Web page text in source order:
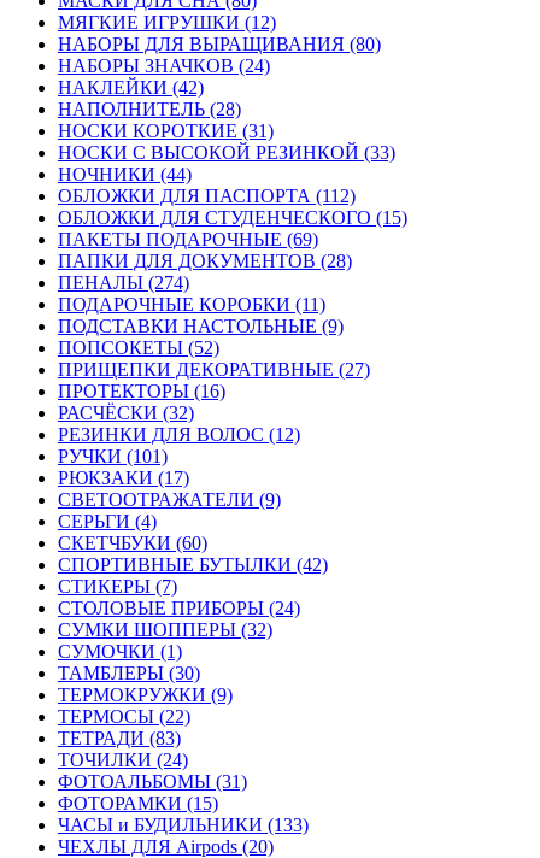
МЯГКИЕ ИГРУШКИ (12)
НАБОРЫ ДЛЯ ВЫРАЩИВАНИЯ (80)
НАБОРЫ ЗНАЧКОВ (24)
НАКЛЕЙКИ (42)
НАПОЛНИТЕЛЬ (28)
НОСКИ КОРОТКИЕ (31)
НОСКИ С ВЫСОКОЙ РЕЗИНКОЙ (33)
НОЧНИКИ (44)
ОБЛОЖКИ ДЛЯ ПАСПОРТА (112)
ОБЛОЖКИ ДЛЯ СТУДЕНЧЕСКОГО (15)
ПАКЕТЫ ПОДАРОЧНЫЕ (69)
ПАПКИ ДЛЯ ДОКУМЕНТОВ (28)
ПЕНАЛЫ (274)
ПОДАРОЧНЫЕ КОРОБКИ (11)
ПОДСТАВКИ НАСТОЛЬНЫЕ (9)
ПОПСОКЕТЫ (52)
ПРИЩЕПКИ ДЕКОРАТИВНЫЕ (27)
ПРОТЕКТОРЫ (16)
РАСЧЁСКИ (32)
РЕЗИНКИ ДЛЯ ВОЛОС (12)
РУЧКИ (101)
РЮКЗАКИ (17)
СВЕТООТРАЖАТЕЛИ (9)
СЕРЬГИ (4)
СКЕТЧБУКИ (60)
СПОРТИВНЫЕ БУТЫЛКИ (42)
СТИКЕРЫ (7)
СТОЛОВЫЕ ПРИБОРЫ (24)
СУМКИ ШОППЕРЫ (32)
СУМОЧКИ (1)
ТАМБЛЕРЫ (30)
ТЕРМОКРУЖКИ (9)
ТЕРМОСЫ (22)
ТЕТРАДИ (83)
ТОЧИЛКИ (24)
ФОТОАЛЬБОМЫ (31)
ФОТОРАМКИ (15)
ЧАСЫ и БУДИЛЬНИКИ (133)
ЧЕХЛЫ ДЛЯ Airpods (20)